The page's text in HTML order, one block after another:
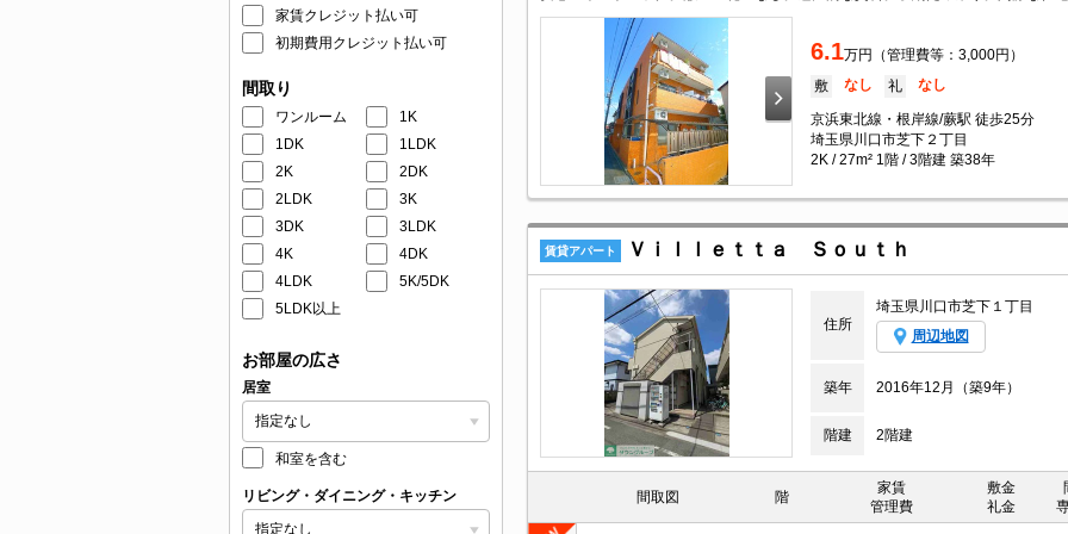
家賃クレジット払い可
初期費用クレジット払い可
間取り
ワンルーム
1K
1DK
1LDK
2K
2DK
2LDK
3K
3DK
3LDK
4K
4DK
4LDK
5K/5DK
5LDK以上
お部屋の広さ
居室
和室を含む
リビング・ダイニング・キッチン
6.1万円（管理費等：3,000円）
敷 なし 礼 なし
京浜東北線・根岸線/蕨駅 徒歩25分
埼玉県川口市芝下２丁目
2K / 27m² 1階 / 3階建 築38年
賃貸アパート Ｖｉｌｌｅｔｔａ Ｓｏｕｔｈ
住所
埼玉県川口市芝下１丁目
周辺地図
築年 2016年12月（築9年）
階建 2階建
間取図 階
家賃
管理費
敷金
礼金